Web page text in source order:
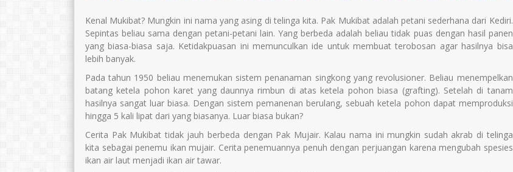
Kenal Mukibat? Mungkin ini nama yang asing di telinga kita. Pak Mukibat adalah petani sederhana dari Kediri.
Sepintas beliau sama dengan petani-petani lain. Yang berbeda adalah beliau tidak puas dengan hasil panen
yang biasa-biasa saja. Ketidakpuasan ini memunculkan ide untuk membuat terobosan agar hasilnya bisa
lebih banyak.
Pada tahun 1950 beliau menemukan sistem penanaman singkong yang revolusioner. Beliau menempelkan
batang ketela pohon karet yang daunnya rimbun di atas ketela pohon biasa (grafting). Setelah di tanam
hasilnya sangat luar biasa. Dengan sistem pemanenan berulang, sebuah ketela pohon dapat memproduksi
hingga 5 kali lipat dari yang biasanya. Luar biasa bukan?
Cerita Pak Mukibat tidak jauh berbeda dengan Pak Mujair. Kalau nama ini mungkin sudah akrab di telinga
kita sebagai penemu ikan mujair. Cerita penemuannya penuh dengan perjuangan karena mengubah spesies
ikan air laut menjadi ikan air tawar.